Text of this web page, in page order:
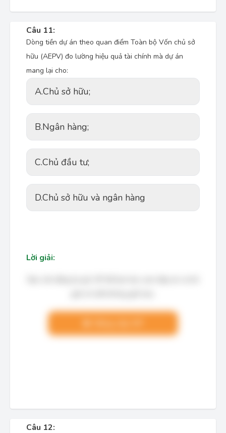
Câu 11:
Dòng tiền dự án theo quan điểm Toàn bộ Vốn chủ sở
hữu (AEPV) đo lường hiệu quả tài chính mà dự án
mang lại cho:
A.Chủ sở hữu;
B.Ngân hàng;
C.Chủ đầu tư;
D.Chủ sở hữu và ngân hàng
Lời giải:
Câu 12: